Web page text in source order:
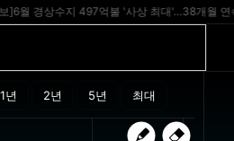
상수지 497억불 '사상 최대'…38개월 연속 흑